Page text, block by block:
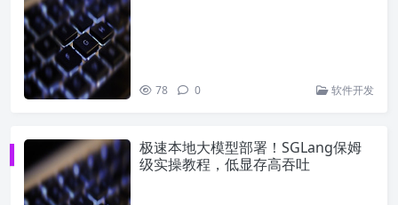
78 0 软件开发
极速本地大模型部署！SGLang保姆
级实操教程，低显存高吞吐